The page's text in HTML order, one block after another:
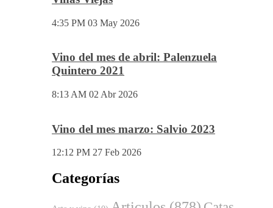
4:35 PM 03 May 2026
Vino del mes de abril: Palenzuela
Quintero 2021
8:13 AM 02 Abr 2026
Vino del mes marzo: Salvio 2023
12:12 PM 27 Feb 2026
Categorías